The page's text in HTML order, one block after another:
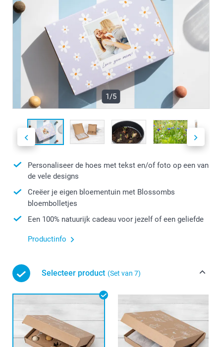
1/5
Personaliseer de hoes met tekst en/of foto op een van
de vele designs
Creëer je eigen bloementuin met Blossombs
bloembolletjes
Een 100% natuurijk cadeau voor jezelf of een geliefde
Productinfo
Selecteer product (Set van 7)